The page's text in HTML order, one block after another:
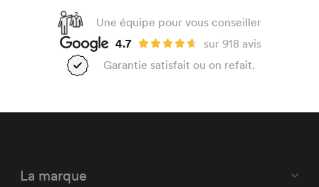
Une équipe pour vous conseiller
4.7
sur 918 avis
Garantie satisfait ou on refait.
La marque